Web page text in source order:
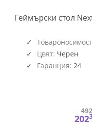
Геймърски стол
Цвят: Черен
Гаранция: 24
492
202